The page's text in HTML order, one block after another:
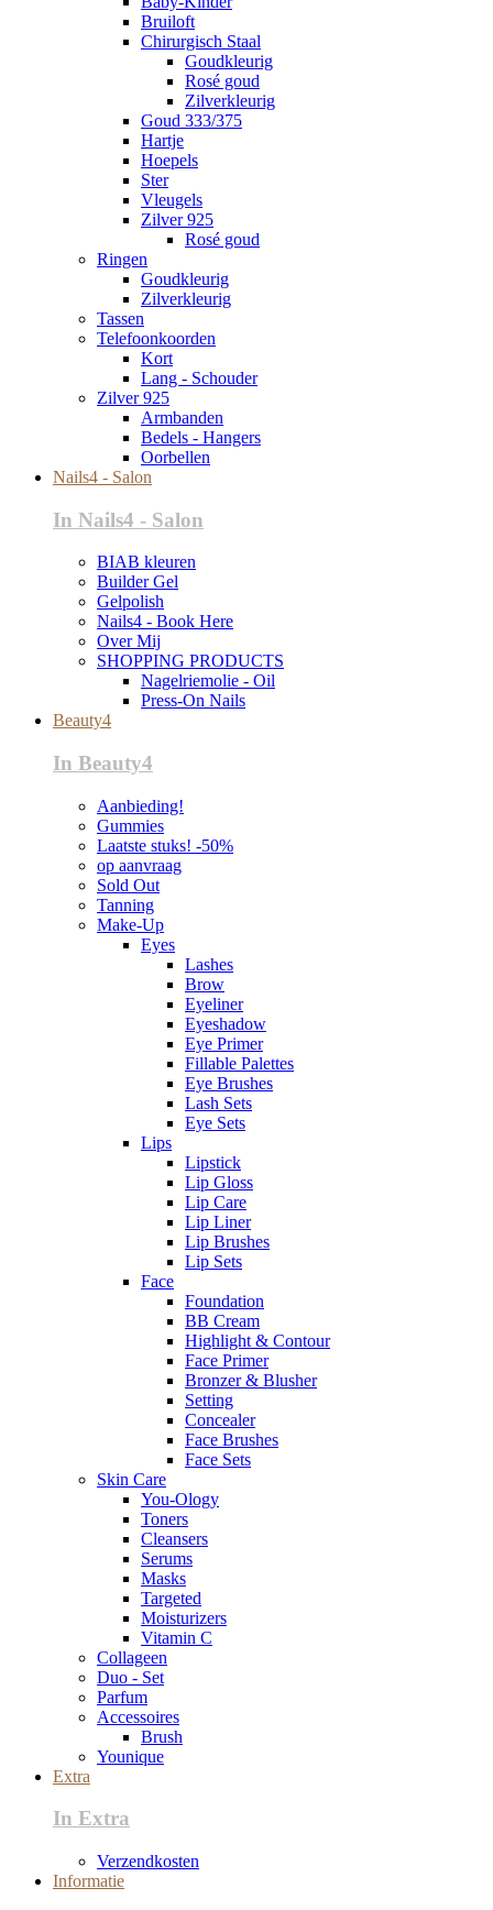
Bruiloft
Chirurgisch Staal
Goudkleurig
Rosé goud
Zilverkleurig
Goud 333/375
Hartje
Hoepels
Ster
Vleugels
Zilver 925
Rosé goud
Ringen
Goudkleurig
Zilverkleurig
Tassen
Telefoonkoorden
Kort
Lang - Schouder
Zilver 925
Armbanden
Bedels - Hangers
Oorbellen
Nails4 - Salon
In Nails4 - Salon
BIAB kleuren
Builder Gel
Gelpolish
Nails4 - Book Here
Over Mij
SHOPPING PRODUCTS
Nagelriemolie - Oil
Press-On Nails
Beauty4
In Beauty4
Aanbieding!
Gummies
Laatste stuks! -50%
op aanvraag
Sold Out
Tanning
Make-Up
Eyes
Lashes
Brow
Eyeliner
Eyeshadow
Eye Primer
Fillable Palettes
Eye Brushes
Lash Sets
Eye Sets
Lips
Lipstick
Lip Gloss
Lip Care
Lip Liner
Lip Brushes
Lip Sets
Face
Foundation
BB Cream
Highlight & Contour
Face Primer
Bronzer & Blusher
Setting
Concealer
Face Brushes
Face Sets
Skin Care
You-Ology
Toners
Cleansers
Serums
Masks
Targeted
Moisturizers
Vitamin C
Collageen
Duo - Set
Parfum
Accessoires
Brush
Younique
Extra
In Extra
Verzendkosten
Informatie